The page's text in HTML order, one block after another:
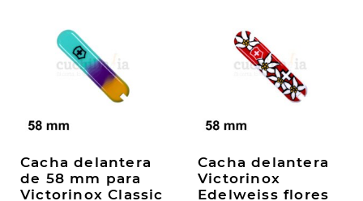
Cacha delantera
de 58 mm para
Victorinox Classic
Cacha delantera
Victorinox
Edelweiss flores